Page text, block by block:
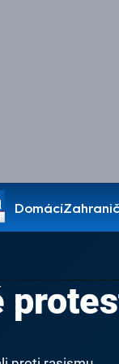
Domácí
Pořady